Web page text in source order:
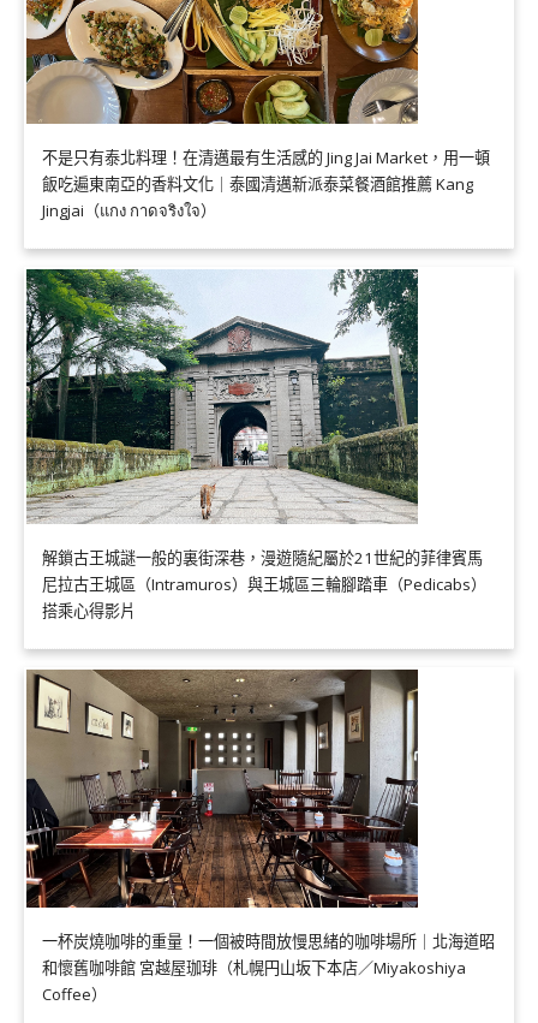
不是只有泰北料理！在清邁最有生活感的 Jing Jai Market，用一頓
飯吃遍東南亞的香料文化｜泰國清邁新派泰菜餐酒館推薦 Kang
Jingjai（แกง กาดจริงใจ）
解鎖古王城謎一般的裏街深巷，漫遊隨紀屬於21世紀的菲律賓馬
尼拉古王城區（Intramuros）與王城區三輪腳踏車（Pedicabs）
搭乘心得影片
一杯炭燒咖啡的重量！一個被時間放慢思緒的咖啡場所｜北海道昭
和懷舊咖啡館 宮越屋珈琲（札幌円山坂下本店／Miyakoshiya
Coffee）